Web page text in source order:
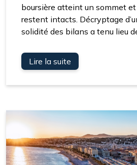
boursière atteint un sommet
restent intacts. Décryptage
solidité des bilans a tenu lieu
Lire la suite